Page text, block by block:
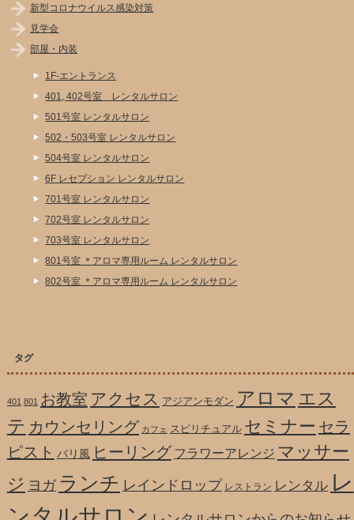
新型コロナウイルス感染対策
見学会
部屋・内装
1F-エントランス
401, 402号室 レンタルサロン
501号室 レンタルサロン
502・503号室 レンタルサロン
504号室 レンタルサロン
6F レセプション レンタルサロン
701号室 レンタルサロン
702号室 レンタルサロン
703号室 レンタルサロン
801号室 ＊アロマ専用ルーム レンタルサロン
802号室 ＊アロマ専用ルーム レンタルサロン
タグ
401 801 お教室 アクセス アジアンモダン アロマ エス
テ カウンセリング カフェ スピリチュアル セミナー セラ
ピスト バリ風 ヒーリング フラワーアレンジ マッサー
ジ ヨガ ランチ レインドロップ レストラン レンタル レ